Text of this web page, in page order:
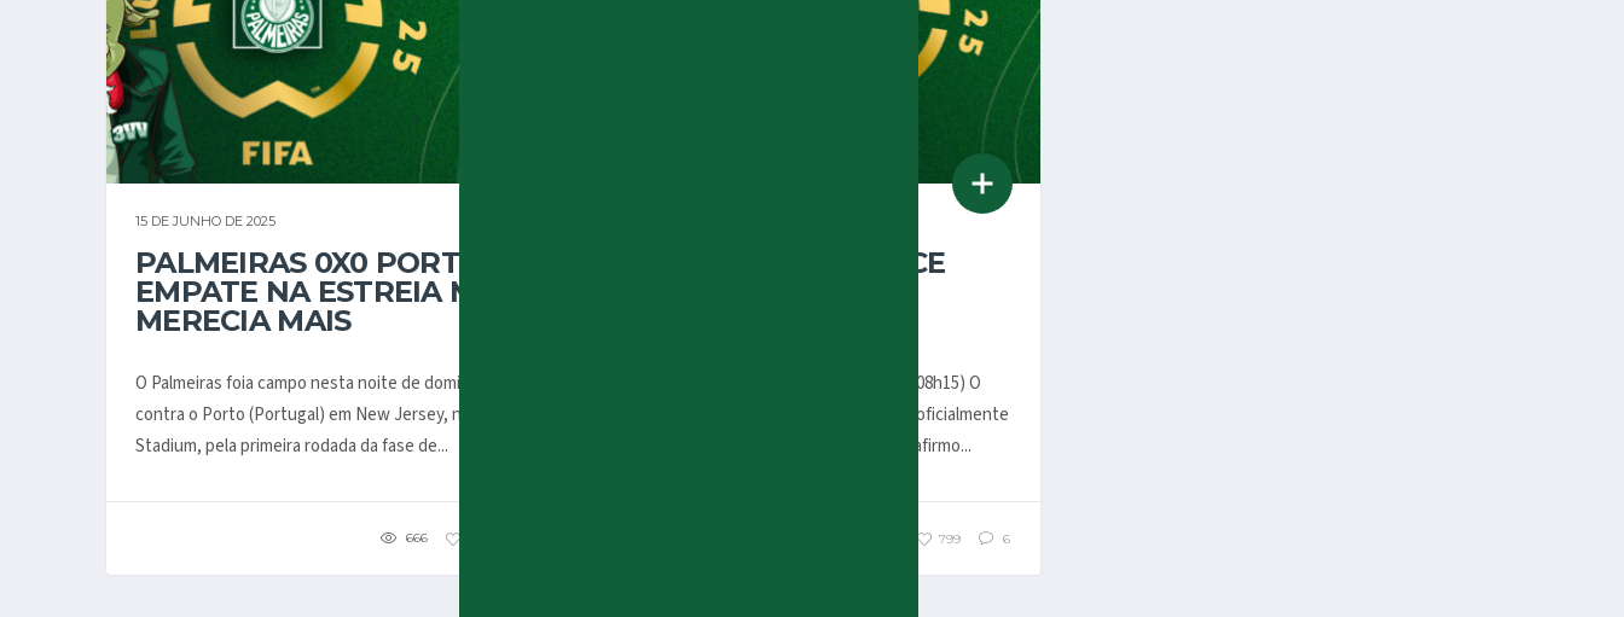
15 DE JUNHO DE 2025
PALMEIRAS 0X0 PORTO,
EMPATE NA ESTREIA MAS
MERECIA MAIS
O Palmeiras foia campo nesta noite de domingo
contra o Porto (Portugal) em New Jersey, no Metlife
Stadium, pela primeira rodada da fase de...
666
O PALMEIRAS MERECE
Por Vicente Criscio (atualizado 9/6/2025, 08h15) O
Palmeiras está a uma semana de estrear oficialmente
no Mundial de Clubes FIFA 2025! E como afirmo...
799 6